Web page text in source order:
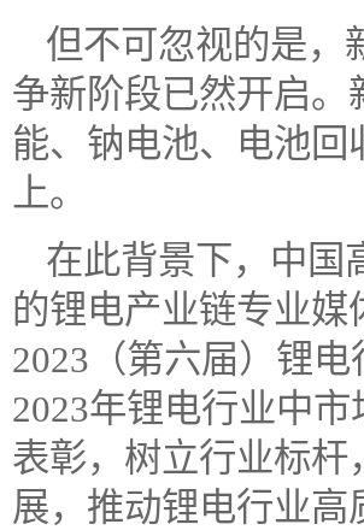
但不可忽视的是，
争新阶段已然开启
能、钠电池、电池
上。
在此背景下，中国
的锂电产业链专业媒
2023（第六届）锂
2023年锂电行业中
表彰，树立行业标
展，推动锂电行业高